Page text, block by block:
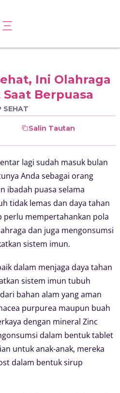
Ini Olahraga
Berpuasa
SEHAT
Salin Tautan
lagi sudah masuk bulan
Anda sebagai orang
ibadah puasa selama
tidak lemas dan daya tahan
perlu mempertahankan pola
dan juga mengonsumsi
sistem imun.
dalam menjaga daya tahan
sistem imun tubuh
bahan alam yang aman
purpurea maupun buah
dengan mineral Zinc
dalam bentuk tablet
untuk anak-anak, mereka
dalam bentuk sirup